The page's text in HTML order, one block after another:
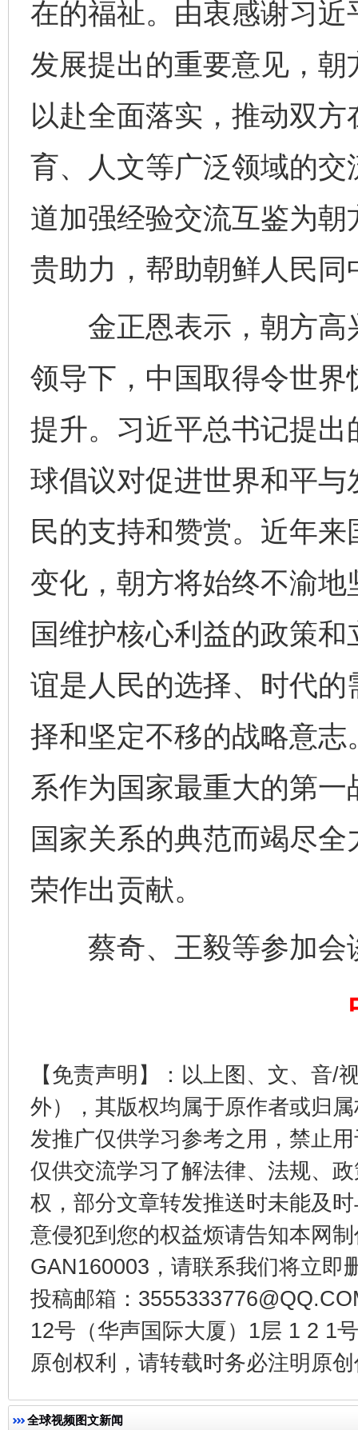
在的福祉。由衷感谢习
发展提出的重要意见，
以赴全面落实，推动双
育、人文等广泛领域的
道加强经验交流互鉴为
贵助力，帮助朝鲜人民
金正恩表示，朝方高
领导下，中国取得令世
提升。习近平总书记提
球倡议对促进世界和平
民的支持和赞赏。近年
变化，朝方将始终不渝
国维护核心利益的政策
谊是人民的选择、时代
择和坚定不移的战略意
系作为国家最重大的第
国家关系的典范而竭尽
荣作出贡献。
蔡奇、王毅等参加会
【免责声明】：以上图、文、音/
外），其版权均属于原作者或归
发推广仅供学习参考之用，禁止
仅供交流学习了解法律、法规、
权，部分文章转发推送时未能及
意侵犯到您的权益烦请告知本网
GAN160003，请联系我们将立即
投稿邮箱：
12号（华声国际大厦）1层 1 2 1
原创权利，请转载时务必注明原
全球视频图文新闻
完善运行机制助力责任有效落实 一纸欠
千年窑火 生生不息